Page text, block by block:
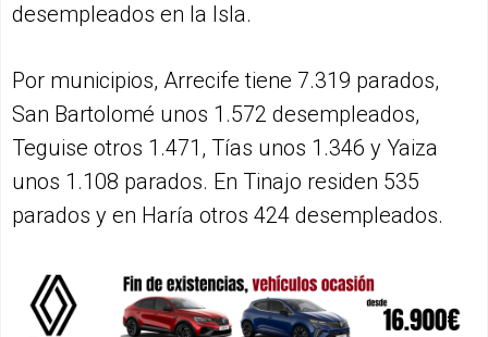
desempleados en la Isla.
Por municipios, Arrecife tiene 7.319 parados,
San Bartolomé unos 1.572 desempleados,
Teguise otros 1.471, Tías unos 1.346 y Yaiza
unos 1.108 parados. En Tinajo residen 535
parados y en Haría otros 424 desempleados.